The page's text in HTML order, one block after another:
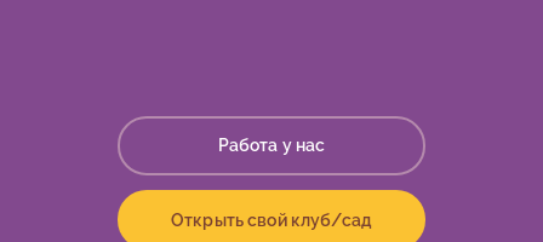
Работа у нас
Открыть свой клуб/сад